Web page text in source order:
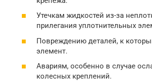
Утечкам жидкостей из-за
прилегания уплотнительных
Повреждению деталей, к
элемент.
Авариям, особенно в случае
колесных креплений.